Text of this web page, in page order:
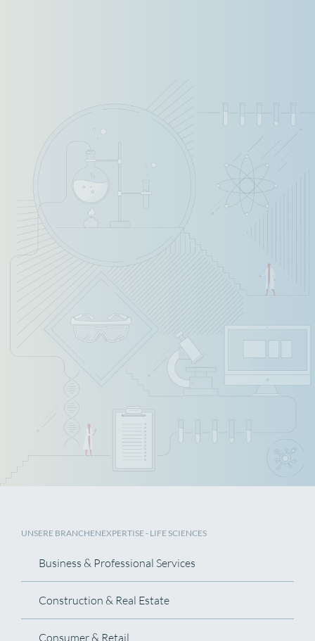
UNSERE BRANCHENEXPERTISE- LIFE SCIENCES
Business & Professional Services
Construction & Real Estate
Consumer & Retail